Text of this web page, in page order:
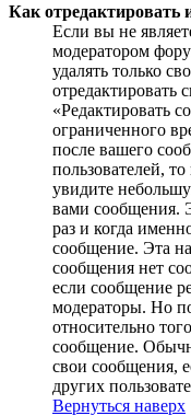
Как отредактировать
Если вы не
модератором
удалять только
отредактировать
«Редактировать
ограниченного
после вашего
пользователей,
увидите
вами сообщения.
раз и когда
сообщение. Эта
сообщения нет
если сообщение
модераторы. Но
относительно
сообщение.
свои сообщения,
других
Вернуться наверх